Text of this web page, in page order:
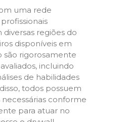
uma rede
diversas regiões do
disponíveis em
são rigorosamente
incluindo
de habilidades
todos possuem
conforme
para atuar no